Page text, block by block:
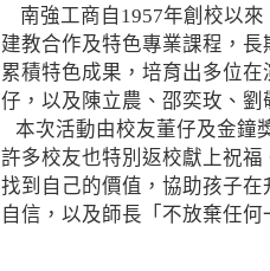
南強工商自1957年創校以來
建教合作及特色專業課程，
累積特色成果，培育出多位
仔，以及陳立農、邵奕玫、
本次活動由校友董仔及金鐘
許多校友也特別返校獻上祝
找到自己的價值，協助孩子
自信，以及師長「不放棄任